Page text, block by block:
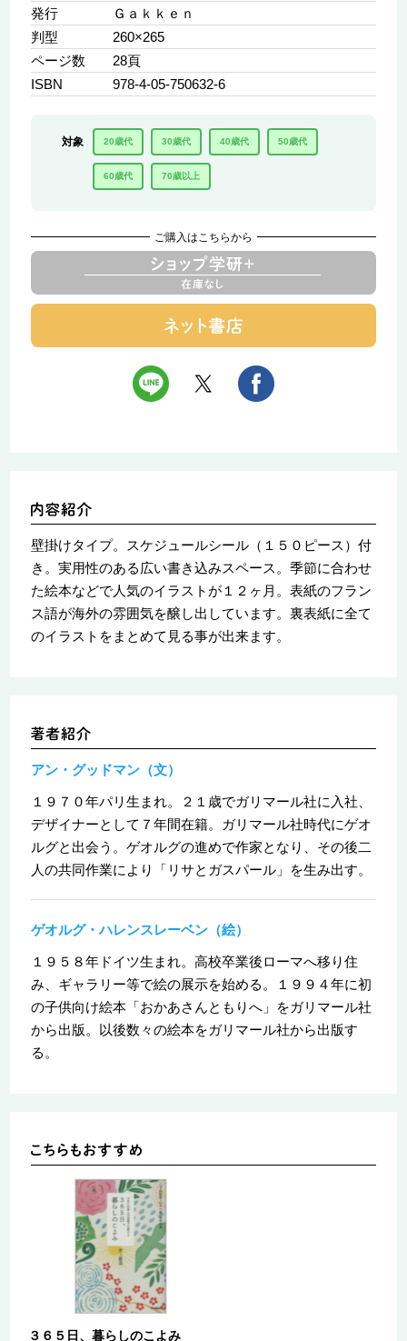
発行
Ｇａｋｋｅｎ
判型
260×265
ページ数
28頁
ISBN
978-4-05-750632-6
対象 20歳代 30歳代 40歳代 50歳代
60歳代 70歳以上
ご購入はこちらから
壁掛けタイプ。スケジュールシール（１５０ピース）付
き。実用性のある広い書き込みスペース。季節に合わせ
た絵本などで人気のイラストが１２ヶ月。表紙のフラン
ス語が海外の雰囲気を醸し出しています。裏表紙に全て
のイラストをまとめて見る事が出来ます。
アン・グッドマン（文）
１９７０年パリ生まれ。２１歳でガリマール社に入社、
デザイナーとして７年間在籍。ガリマール社時代にゲオ
ルグと出会う。ゲオルグの進めで作家となり、その後二
人の共同作業により「リサとガスパール」を生み出す。
ゲオルグ・ハレンスレーベン（絵）
１９５８年ドイツ生まれ。高校卒業後ローマへ移り住
み、ギャラリー等で絵の展示を始める。１９９４年に初
の子供向け絵本「おかあさんともりへ」をガリマール社
から出版。以後数々の絵本をガリマール社から出版す
る。
３６５日、暮らしのこよみ